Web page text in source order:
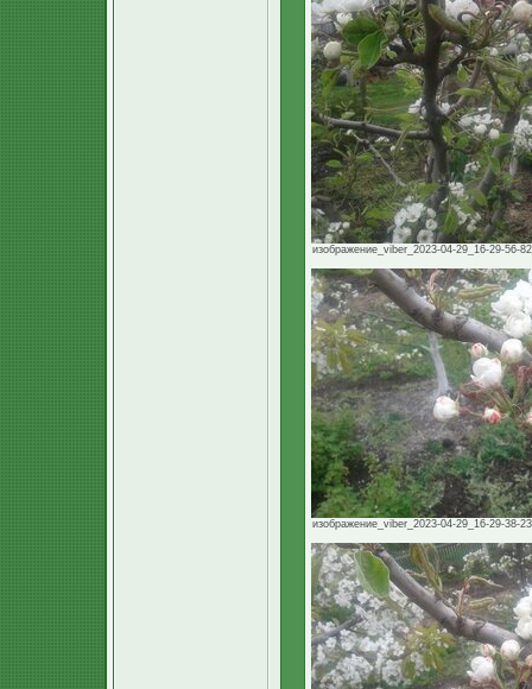
изображение_viber_2023-04-29_16-29-56-
изображение_viber_2023-04-29_16-29-38-